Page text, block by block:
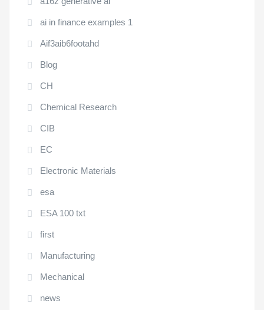
ai in finance examples 1
Aif3aib6footahd
Blog
CH
Chemical Research
CIB
EC
Electronic Materials
esa
ESA 100 txt
first
Manufacturing
Mechanical
news